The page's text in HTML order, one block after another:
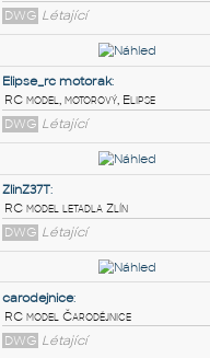
PODOBNÉ
ALBATROS:
RC model, plán letadla
DWG
Elipse_rc motorak:
RC model, motorový, Elipse
DWG Létající